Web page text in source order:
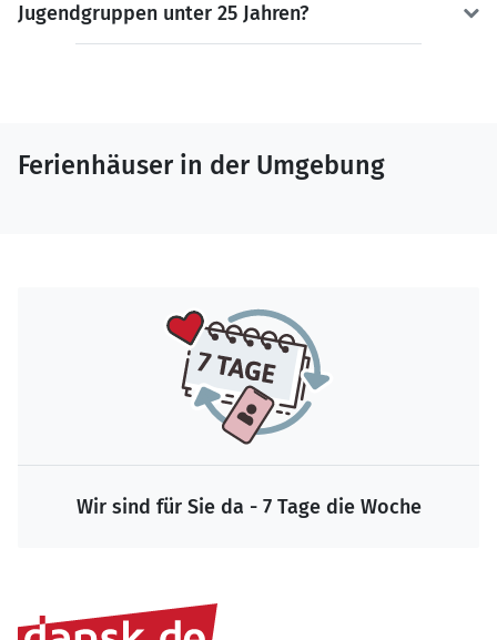
Jugendgruppen unter 25 Jahren?
Ferienhäuser in der Umgebung
Wir sind für Sie da - 7 Tage die Woche